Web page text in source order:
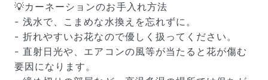
💡カーネーションのお手入れ方法
- 浅水で、こまめな水換えを忘れずに。
- 折れやすいお花なので優しく扱ってください。
- 直射日光や、エアコンの風等が当たると花が傷む
要因になります。